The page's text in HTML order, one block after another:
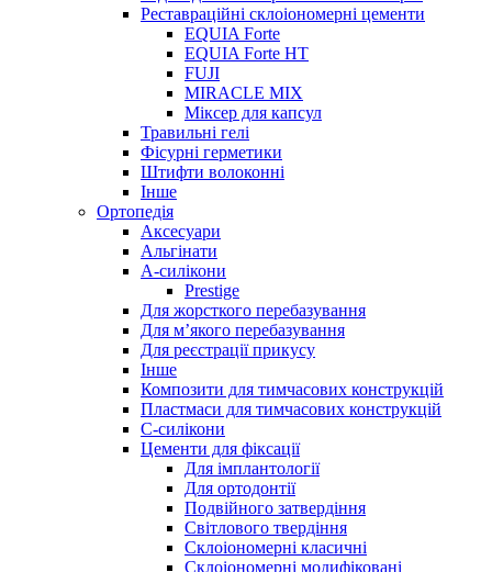
Реставраційні склоіономерні цементи
EQUIA Forte
EQUIA Forte HT
FUJI
MIRACLE MIX
Міксер для капсул
Травильні гелі
Фісурні герметики
Штифти волоконні
Інше
Ортопедія
Аксесуари
Альгінати
А-силікони
Prestige
Для жорсткого перебазування
Для м’якого перебазування
Для реєстрації прикусу
Інше
Композити для тимчасових конструкцій
Пластмаси для тимчасових конструкцій
С-силікони
Цементи для фіксації
Для імплантології
Для ортодонтії
Подвійного затвердіння
Світлового твердіння
Склоіономерні класичні
Склоіономерні модифіковані